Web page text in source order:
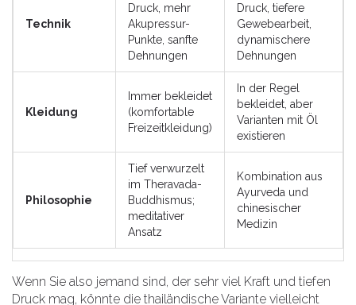
Technik
Druck, mehr
Akupressur-
Punkte, sanfte
Dehnungen
Druck, tiefere
Gewebearbeit,
dynamischere
Dehnungen
Kleidung
Immer bekleidet
(komfortable
Freizeitkleidung)
In der Regel
bekleidet, aber
Varianten mit Öl
existieren
Philosophie
Tief verwurzelt
im Theravada-
Buddhismus;
meditativer
Ansatz
Kombination aus
Ayurveda und
chinesischer
Medizin
Wenn Sie also jemand sind, der sehr viel Kraft und tiefen
Druck mag, könnte die thailändische Variante vielleicht